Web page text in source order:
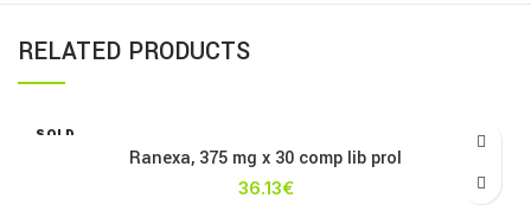
RELATED PRODUCTS
SOLD
Ranexa, 375 mg x 30 comp lib prol
36.13€